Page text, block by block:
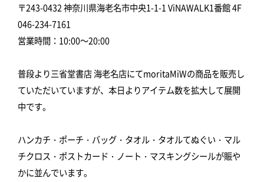
〒243-0432 神奈川県海老名市中央1-1-1 ViNAWALK1番館 4F
046-234-7161
営業時間：10:00～20:00
普段より三省堂書店 海老名店にてmoritaMiWの商品を販売し
ていただいていますが、本日よりアイテム数を拡大して展開
中です。
ハンカチ・ポーチ・バッグ・タオル・タオルてぬぐい・マル
チクロス・ポストカード・ノート・マスキングシールが賑や
かに並んでいます。